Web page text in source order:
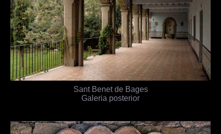
Sant Benet de Bages
Galeria posterior